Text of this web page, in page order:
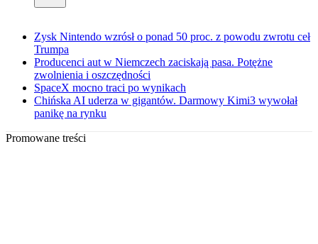
Zysk Nintendo wzrósł o ponad 50 proc. z powodu zwrotu ceł
Trumpa
Producenci aut w Niemczech zaciskają pasa. Potężne
zwolnienia i oszczędności
SpaceX mocno traci po wynikach
Chińska AI uderza w gigantów. Darmowy Kimi3 wywołał
panikę na rynku
Promowane treści